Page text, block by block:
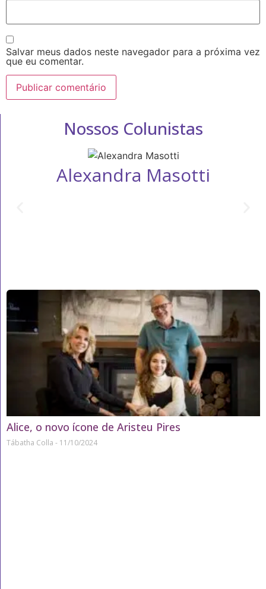
Salvar meus dados neste navegador para a próxima vez
que eu comentar.
Nossos Colunistas
Alexandra Masotti
Alice, o novo ícone de Aristeu Pires
Tábatha Colla 11/10/2024